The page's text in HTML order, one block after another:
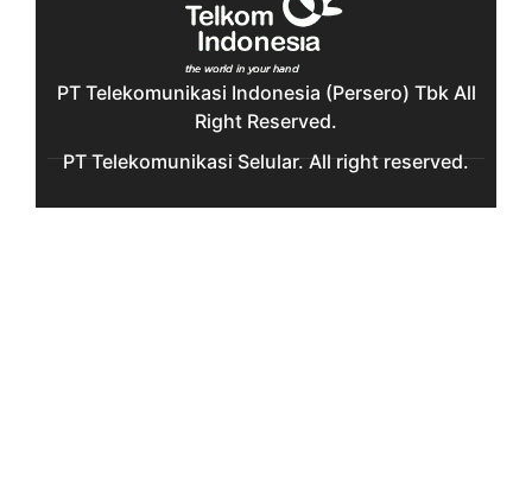
PT Telekomunikasi Indonesia (Persero) Tbk All
Right Reserved.
PT Telekomunikasi Selular. All right reserved.